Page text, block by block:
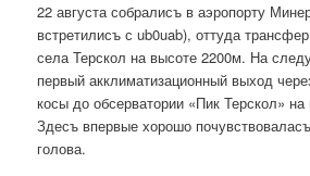
22 августа собралисъ в аэропорту
встретилисъ с ub0uab), оттуда
села Терскол на высоте 2200м. На
первый акклиматизационный выход
косы до обсерватории «Пик Терскол»
Здесъ впервые хорошо
голова.